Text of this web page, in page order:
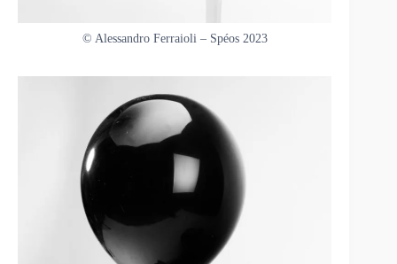
© Alessandro Ferraioli – Spéos 2023